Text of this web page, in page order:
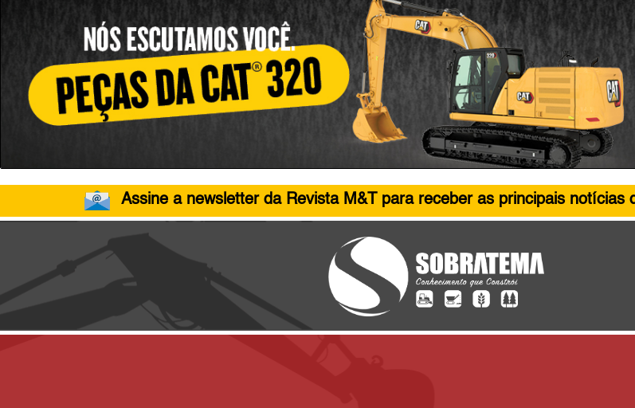
Assine a newsletter da Revista M&T para receber as principais notícias